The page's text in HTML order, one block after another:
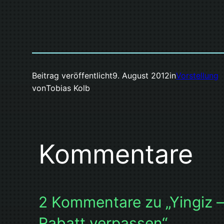
Beitrag veröffentlicht9. August 2012inVorstellung
vonTobias Kolb
Kommentare
2 Kommentare zu „Yingiz